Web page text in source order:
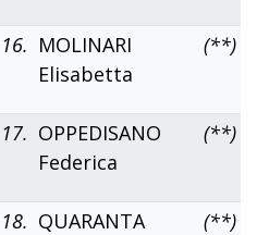
16. MOLINARI
Elisabetta
(**)
17. OPPEDISANO
Federica
(**)
18. QUARANTA
(**)